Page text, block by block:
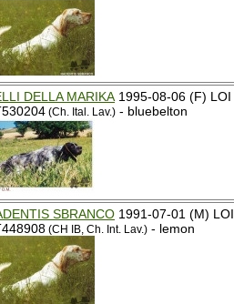
DELLA MARIKA 1995-08-06 (F) LOI
(Ch. Ital. Lav.) - bluebelton
SBRANCO 1991-07-01 (M) LOI
(CH IB, Ch. Int. Lav.) - lemon